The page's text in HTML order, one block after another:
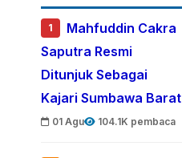
1
Mahfuddin Cakra
Saputra Resmi
Ditunjuk Sebagai
Kajari Sumbawa Barat
01 Agu 104.1K pembaca